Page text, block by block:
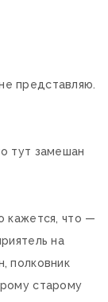
представляю.
тут замешан
кажется, что —
на
полковник
старому